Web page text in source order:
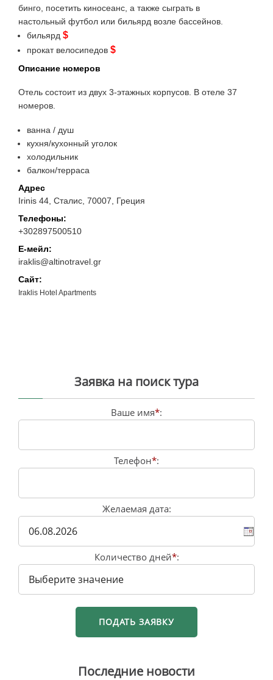
бинго, посетить киносеанс, а также сыграть в
настольный футбол или бильярд возле бассейнов.
бильярд $
прокат велосипедов $
Описание номеров
Отель состоит из двух 3-этажных корпусов. В отеле 37
номеров.
ванна / душ
кухня/кухонный уголок
холодильник
балкон/терраса
Адрес
Irinis 44, Сталис, 70007, Греция
Телефоны:
+302897500510
Е-мейл:
iraklis@altinotravel.gr
Сайт:
Iraklis Hotel Apartments
Заявка на поиск тура
Ваше имя*:
Телефон*:
Желаемая дата:
Количество дней*:
Последние новости